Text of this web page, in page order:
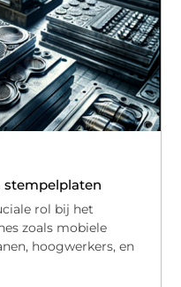
stempelplaten
rol bij het
zoals mobiele
hoogwerkers, en